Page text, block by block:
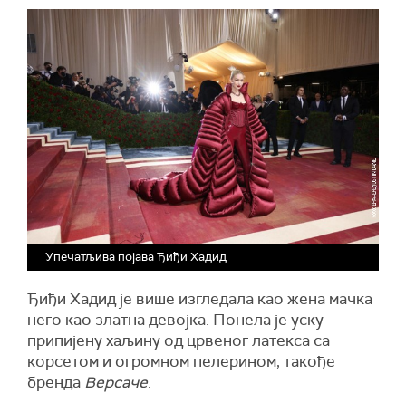
Упечатљива појава Ђиђи Хадид
Ђиђи Хадид је више изгледала као жена мачка
него као златна девојка. Понела је уску
припијену хаљину од црвеног латекса са
корсетом и огромном пелерином, такође
бренда Версаче.